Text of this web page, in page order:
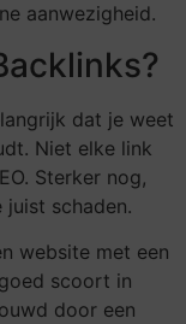
aanwezigheid.
dat je weet
Niet elke link
Sterker nog,
schaden.
website met een
scoort in
door een